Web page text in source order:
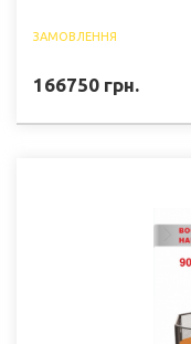
ЗАМОВЛЕННЯ
166750 грн.